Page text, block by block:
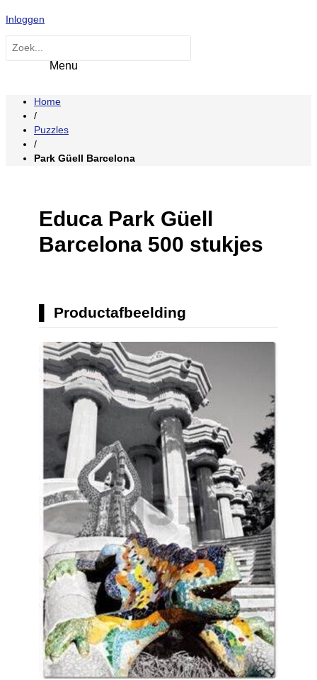
naar
de
inhoud
Inloggen
naar:
Home
/
Puzzles
/
Park Güell Barcelona
Educa Park Güell
Barcelona 500 stukjes
Productafbeelding